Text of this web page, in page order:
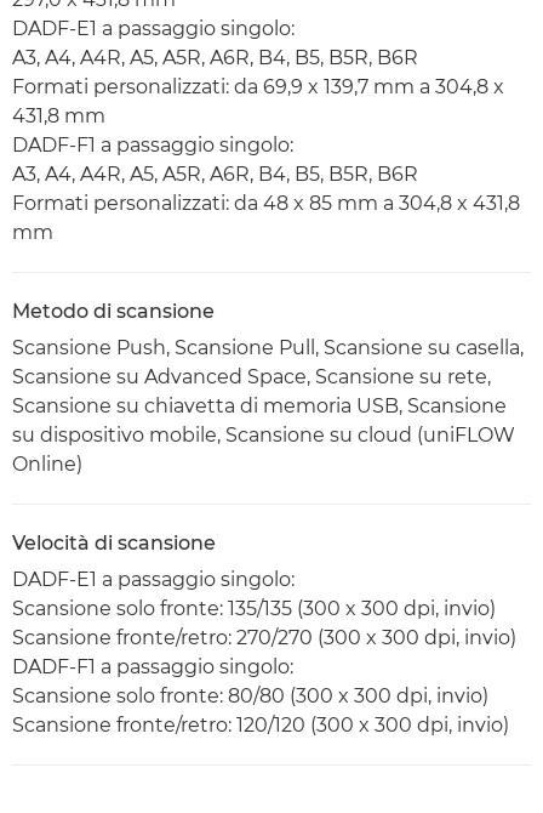
DADF-E1 a passaggio singolo:
A3, A4, A4R, A5, A5R, A6R, B4, B5, B5R, B6R
Formati personalizzati: da 69,9 x 139,7 mm a 304,8 x
431,8 mm
DADF-F1 a passaggio singolo:
A3, A4, A4R, A5, A5R, A6R, B4, B5, B5R, B6R
Formati personalizzati: da 48 x 85 mm a 304,8 x 431,8
mm
Metodo di scansione
Scansione Push, Scansione Pull, Scansione su casella,
Scansione su Advanced Space, Scansione su rete,
Scansione su chiavetta di memoria USB, Scansione
su dispositivo mobile, Scansione su cloud (uniFLOW
Online)
Velocità di scansione
DADF-E1 a passaggio singolo:
Scansione solo fronte: 135/135 (300 x 300 dpi, invio)
Scansione fronte/retro: 270/270 (300 x 300 dpi, invio)
DADF-F1 a passaggio singolo:
Scansione solo fronte: 80/80 (300 x 300 dpi, invio)
Scansione fronte/retro: 120/120 (300 x 300 dpi, invio)